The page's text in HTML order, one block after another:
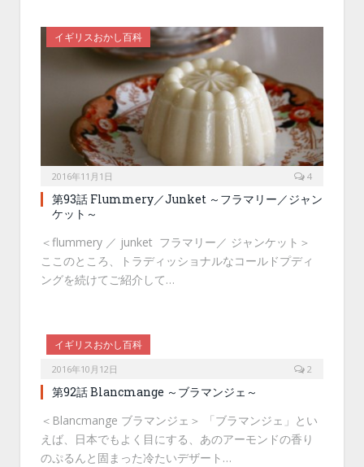
イギリスおかし百科
2016年11月1日 4
第93話 Flummery／Junket ～フラマリー／ジャン
ケット～
＜flummery ／ junket フラマリー／ ジャンケット＞
ここのところ、トラディッショナルなコールドプディ
ングを続けてご紹介して…
イギリスおかし百科
2016年10月12日 2
第92話 Blancmange ～ブラマンジェ～
＜Blancmange ブラマンジェ＞ 「ブラマンジェ」とい
えば、日本でもよく目にする、あのアーモンドの香り
のぷるんと固まった冷たいデザート…